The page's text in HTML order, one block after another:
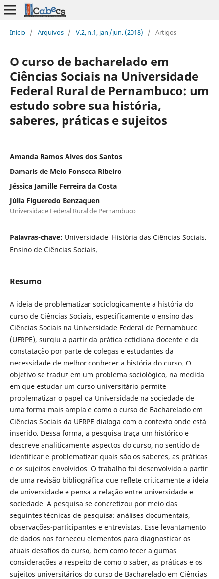
Início / Arquivos / V.2, n.1, jan./jun. (2018) / Artigos
O curso de bacharelado em
Ciências Sociais na Universidade
Federal Rural de Pernambuco: um
estudo sobre sua história,
saberes, práticas e sujeitos
Amanda Ramos Alves dos Santos
Damaris de Melo Fonseca Ribeiro
Jéssica Jamille Ferreira da Costa
Júlia Figueredo Benzaquen
Universidade Federal Rural de Pernambuco
Palavras-chave: Universidade. História das Ciências Sociais.
Ensino de Ciências Sociais.
Resumo
A ideia de problematizar sociologicamente a história do
curso de Ciências Sociais, especificamente o ensino das
Ciências Sociais na Universidade Federal de Pernambuco
(UFRPE), surgiu a partir da prática cotidiana docente e da
constatação por parte de colegas e estudantes da
necessidade de melhor conhecer a história do curso. O
objetivo se traduz em um problema sociológico, na medida
em que estudar um curso universitário permite
problematizar o papel da Universidade na sociedade de
uma forma mais ampla e como o curso de Bacharelado em
Ciências Sociais da UFRPE dialoga com o contexto onde está
inserido. Dessa forma, a pesquisa traça um histórico e
descreve analiticamente aspectos do curso, no sentido de
identificar e problematizar quais são os saberes, as práticas
e os sujeitos envolvidos. O trabalho foi desenvolvido a partir
de uma revisão bibliográfica que reflete criticamente a ideia
de universidade e pensa a relação entre universidade e
sociedade. A pesquisa se concretizou por meio das
seguintes técnicas de pesquisa: análises documentais,
observações-participantes e entrevistas. Esse levantamento
de dados nos forneceu elementos para diagnosticar os
atuais desafios do curso, bem como tecer algumas
considerações a respeito de como o saber, as práticas e os
sujeitos universitários do curso de Bacharelado em Ciências